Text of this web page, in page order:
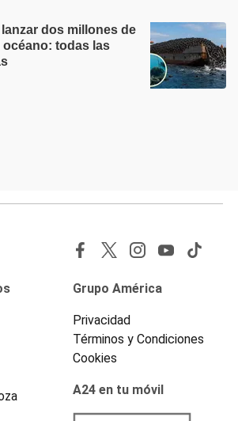
dos millones de
todas las
Grupo América
Privacidad
Términos y Condiciones
Cookies
A24 en tu móvil